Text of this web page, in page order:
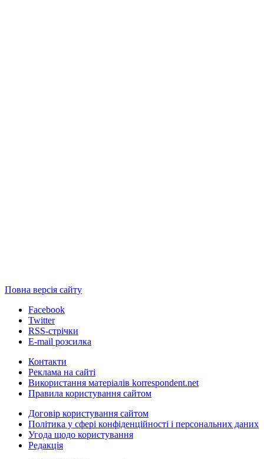
Повна версія сайту
Facebook
Twitter
RSS-стрічки
E-mail розсилка
Контакти
Реклама на сайті
Використання матеріалів korrespondent.net
Правила користування сайтом
Договір користування сайтом
Політика у сфері конфіденційності і персональних даних
Угода щодо користування
Редакція